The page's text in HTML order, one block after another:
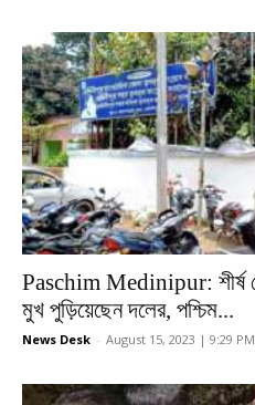
Paschim Medinipur: শীর্ষ
মুখ পুড়িয়েছেন দলের, পশ্চিম...
News Desk - August 15, 2023 | 9:29 PM